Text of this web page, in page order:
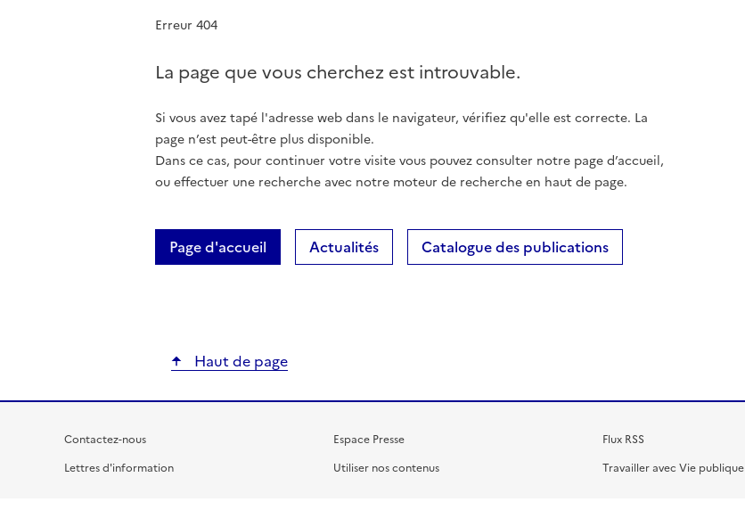
Erreur 404
La page que vous cherchez est introuvable.
Si vous avez tapé l'adresse web dans le navigateur, vérifiez qu'elle est correcte. La
page n’est peut-être plus disponible.
Dans ce cas, pour continuer votre visite vous pouvez consulter notre page d’accueil,
ou effectuer une recherche avec notre moteur de recherche en haut de page.
Page d'accueil Actualités Catalogue des publications
Haut de page
Contactez-nous
Lettres d'information
Espace Presse
Utiliser nos contenus
Flux RSS
Travailler avec Vie publique